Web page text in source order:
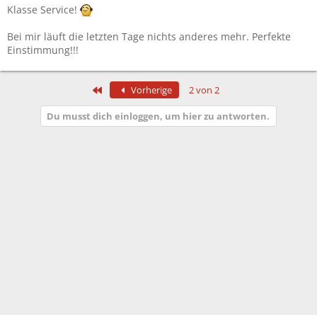
Klasse Service!
Bei mir läuft die letzten Tage nichts anderes mehr. Perfekte
Einstimmung!!!
Erste Vorherige 2 von 2
Du musst dich einloggen, um hier zu antworten.